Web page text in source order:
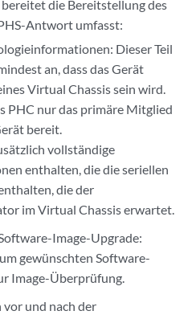
die Bereitstellung des
Antwort umfasst:
Dieser Teil
an, dass das Gerät
Virtual Chassis sein wird.
PHC nur das primäre Mitglied
bereit.
vollständige
enthalten, die die seriellen
die der
im Virtual Chassis erwartet.
Image-Upgrade:
gewünschten Software-
Image-Überprüfung.
und nach der